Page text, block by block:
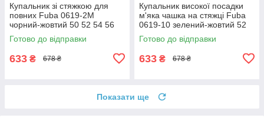
Купальник зі стяжкою для
повних Fuba 0619-2M
чорний-жовтий 50 52 54 56
58 розмір
Готово до відправки
633 ₴ 678 ₴
Купальник високої посадки
м'яка чашка на стяжці Fuba
0619-10 зелений-жовтий 52
54 56 58 60 розмір
Готово до відправки
633 ₴ 678 ₴
Показати ще